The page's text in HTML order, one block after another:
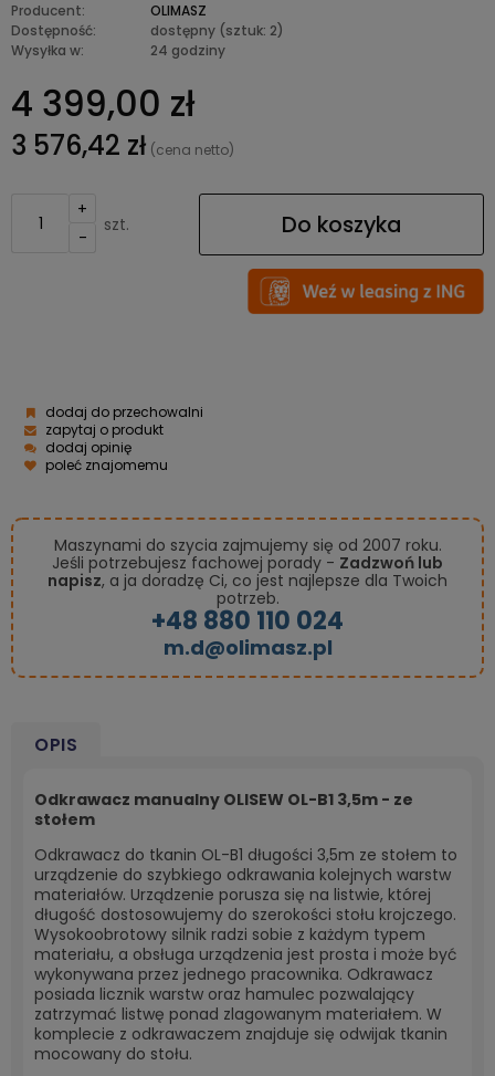
Producent:
OLIMASZ
Dostępność:
dostępny (sztuk: 2)
Wysyłka w:
24 godziny
4 399,00 zł
3 576,42 zł (cena netto)
+
-
szt. Do koszyka
dodaj do przechowalni
zapytaj o produkt
dodaj opinię
poleć znajomemu
Maszynami do szycia zajmujemy się od 2007 roku.
Jeśli potrzebujesz fachowej porady - Zadzwoń lub
napisz, a ja doradzę Ci, co jest najlepsze dla Twoich
potrzeb.
+48 880 110 024
m.d@olimasz.pl
OPIS
Odkrawacz manualny OLISEW OL-B1 3,5m - ze
stołem
Odkrawacz do tkanin OL-B1 długości 3,5m ze stołem to
urządzenie do szybkiego odkrawania kolejnych warstw
materiałów. Urządzenie porusza się na listwie, której
długość dostosowujemy do szerokości stołu krojczego.
Wysokoobrotowy silnik radzi sobie z każdym typem
materiału, a obsługa urządzenia jest prosta i może być
wykonywana przez jednego pracownika. Odkrawacz
posiada licznik warstw oraz hamulec pozwalający
zatrzymać listwę ponad zlagowanym materiałem. W
komplecie z odkrawaczem znajduje się odwijak tkanin
mocowany do stołu.